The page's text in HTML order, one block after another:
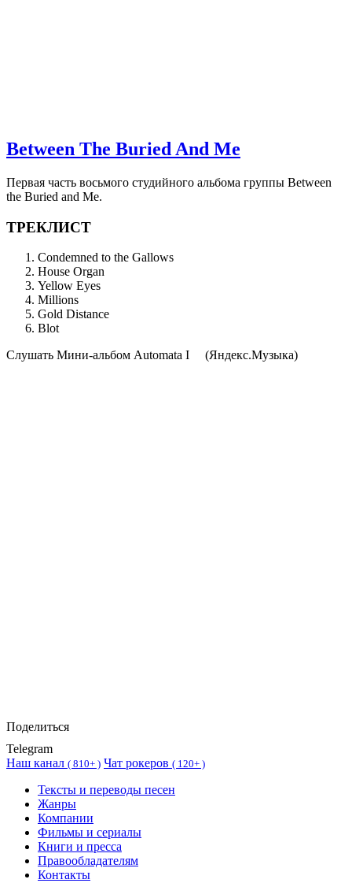
Between The Buried And Me
Первая часть восьмого студийного альбома группы Between
the Buried and Me.
ТРЕКЛИСТ
Condemned to the Gallows
House Organ
Yellow Eyes
Millions
Gold Distance
Blot
Cлушать Мини-альбом Automata I
(Яндекс.Музыка)
Поделиться
Telegram
Наш канал ( 810+ ) Чат рокеров ( 120+ )
Тексты и переводы песен
Жанры
Компании
Фильмы и сериалы
Книги и пресса
Правообладателям
Контакты